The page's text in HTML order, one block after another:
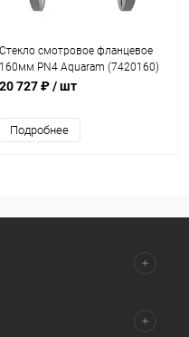
Стекло смотровое фланцевое
160мм PN4 Aquaram (7420160)
20 727 ₽/ шт
Подробнее